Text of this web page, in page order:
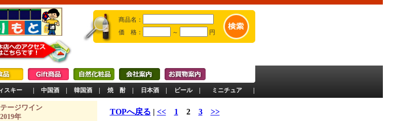
商品名：
価 格：
～ 円
スキー 中国酒 韓国酒 焼 酎 日本酒 ビール ミニチュア
ージワイン
年
TOPへ戻る | << 1 2 3 >>